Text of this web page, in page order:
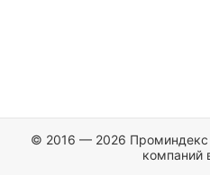
© 2016 — 2026 Проминдекс
компаний